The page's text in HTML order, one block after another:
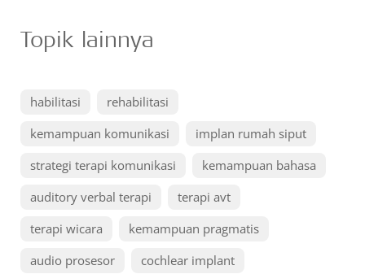
Topik lainnya
habilitasi
rehabilitasi
kemampuan komunikasi
implan rumah siput
strategi terapi komunikasi
kemampuan bahasa
auditory verbal terapi
terapi avt
terapi wicara
kemampuan pragmatis
audio prosesor
cochlear implant